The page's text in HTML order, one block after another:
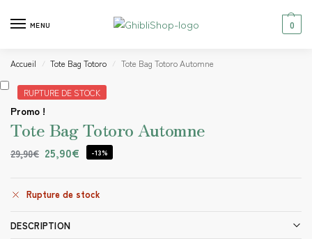
MENU 0
Accueil / Tote Bag Totoro / Tote Bag Totoro Automne
RUPTURE DE STOCK
Promo !
Tote Bag Totoro Automne
29,90€ 25,90€ -13%
Rupture de stock
DESCRIPTION